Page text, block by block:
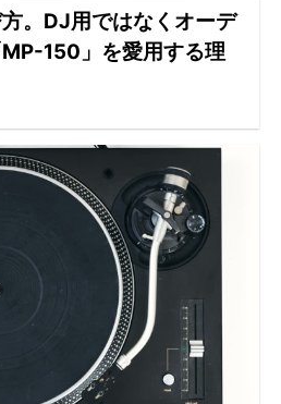
。DJ用ではなくオーデ
150」を愛用する理